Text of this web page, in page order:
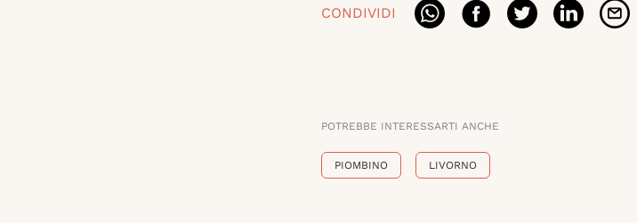
CONDIVIDI
POTREBBE INTERESSARTI ANCHE
PIOMBINO LIVORNO